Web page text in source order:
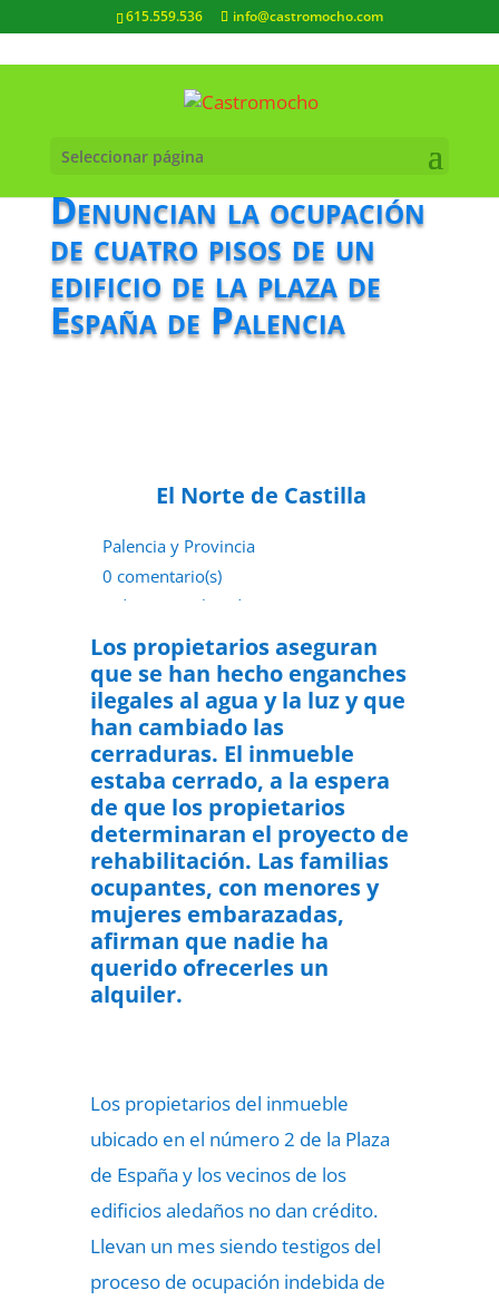
615.559.536 info@castromocho.com
Seleccionar página
Denuncian la ocupación
de cuatro pisos de un
edificio de la plaza de
España de Palencia
El Norte de Castilla
Palencia y Provincia
0 comentario(s)
9 de septiembre de 2022
Los propietarios aseguran
que se han hecho enganches
ilegales al agua y la luz y que
han cambiado las
cerraduras. El inmueble
estaba cerrado, a la espera
de que los propietarios
determinaran el proyecto de
rehabilitación. Las familias
ocupantes, con menores y
mujeres embarazadas,
afirman que nadie ha
querido ofrecerles un
alquiler.
Los propietarios del inmueble
ubicado en el número 2 de la Plaza
de España y los vecinos de los
edificios aledaños no dan crédito.
Llevan un mes siendo testigos del
proceso de ocupación indebida de